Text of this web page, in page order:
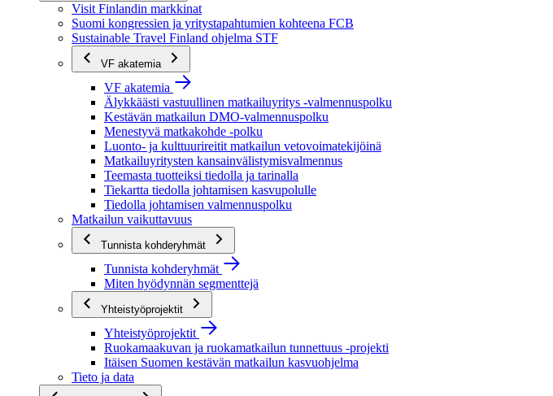
Visit Finlandin markkinat
Suomi kongressien ja yritystapahtumien kohteena FCB
Sustainable Travel Finland ohjelma STF
VF akatemia
VF akatemia
Älykkäästi vastuullinen matkailuyritys -valmennuspolku
Kestävän matkailun DMO-valmennuspolku
Menestyvä matkakohde -polku
Luonto- ja kulttuurireitit matkailun vetovoimatekijöinä
Matkailuyritysten kansainvälistymisvalmennus
Teemasta tuotteiksi tiedolla ja tarinalla
Tiekartta tiedolla johtamisen kasvupolulle
Tiedolla johtamisen valmennuspolku
Matkailun vaikuttavuus
Tunnista kohderyhmät
Tunnista kohderyhmät
Miten hyödynnän segmenttejä
Yhteistyöprojektit
Yhteistyöprojektit
Ruokamaakuvan ja ruokamatkailun tunnettuus -projekti
Itäisen Suomen kestävän matkailun kasvuohjelma
Tieto ja data